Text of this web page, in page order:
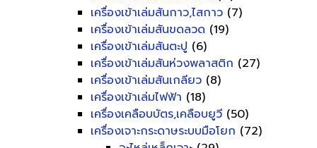
เครื่องเข้าเล่มสันกาว,ไสกาว (7)
เครื่องเข้าเล่มสันขดลวด (19)
เครื่องเข้าเล่มสันตะปู (6)
เครื่องเข้าเล่มสันห่วงพลาสติก (27)
เครื่องเข้าเล่มสันเกลียว (8)
เครื่องเข้าเล่มไฟฟ้า (18)
เครื่องเคลือบบัตร,เคลือบยูวี (50)
เครื่องเจาะกระดาษระบบมือโยก (72)